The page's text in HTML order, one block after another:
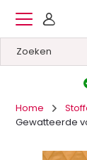
Home
Gewatteerde